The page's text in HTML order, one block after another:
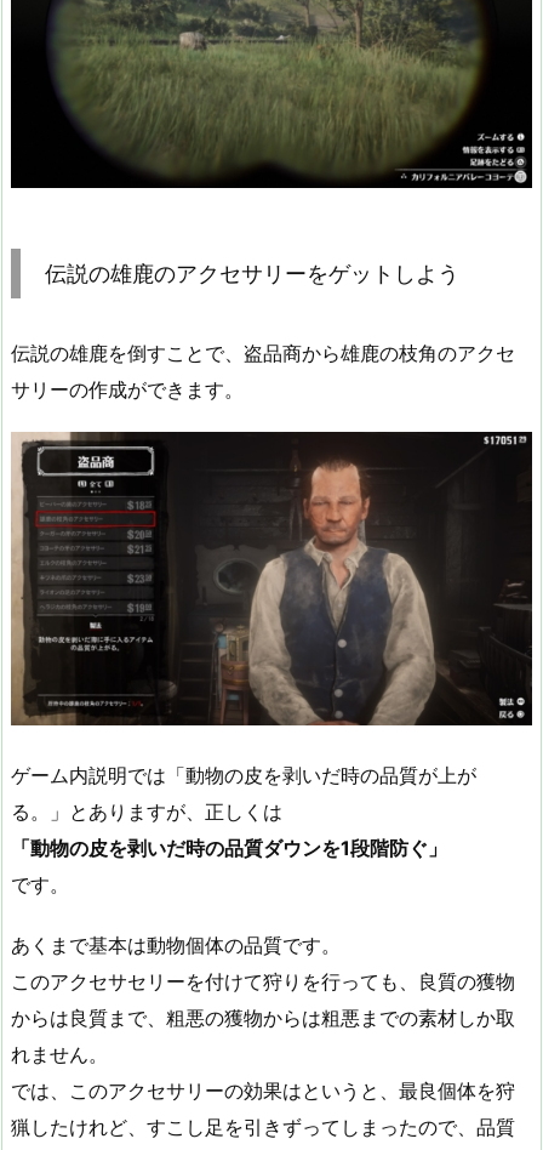
伝説の雄鹿のアクセサリーをゲットしよう
伝説の雄鹿を倒すことで、盗品商から雄鹿の枝角のアクセ
サリーの作成ができます。
ゲーム内説明では「動物の皮を剥いだ時の品質が上が
る。」とありますが、正しくは
「動物の皮を剥いだ時の品質ダウンを1段階防ぐ」
です。
あくまで基本は動物個体の品質です。
このアクセサセリーを付けて狩りを行っても、良質の獲物
からは良質まで、粗悪の獲物からは粗悪までの素材しか取
れません。
では、このアクセサリーの効果はというと、最良個体を狩
猟したけれど、すこし足を引きずってしまったので、品質